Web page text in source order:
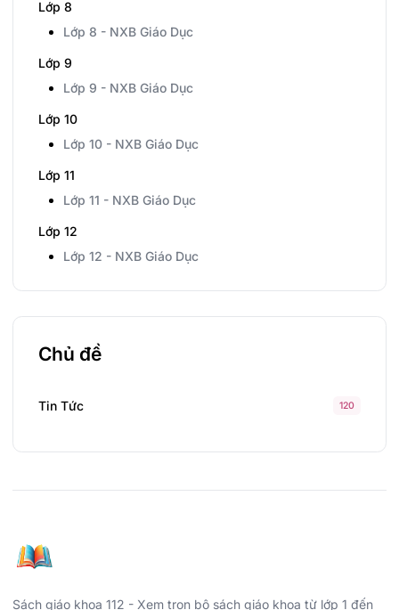
Lớp 8
Lớp 8 - NXB Giáo Dục
Lớp 9
Lớp 9 - NXB Giáo Dục
Lớp 10
Lớp 10 - NXB Giáo Dục
Lớp 11
Lớp 11 - NXB Giáo Dục
Lớp 12
Lớp 12 - NXB Giáo Dục
Chủ đề
Tin Tức 120
Sách giáo khoa 112 - Xem trọn bộ sách giáo khọa từ lớp 1 đến